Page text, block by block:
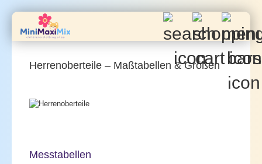
Herrenoberteile – Maßtabellen & Größen
Messtabellen